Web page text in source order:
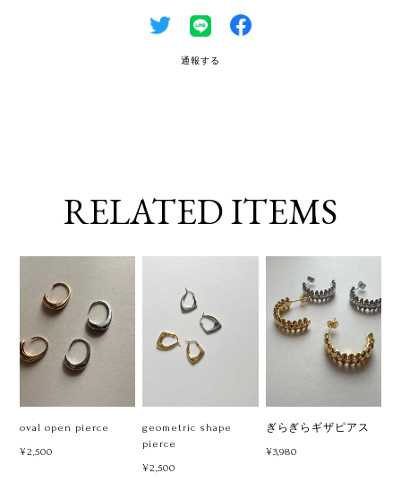
通報する
RELATED ITEMS
oval open pierce
¥2,500
geometric shape
pierce
¥2,500
ぎらぎらギザピアス
¥3,980